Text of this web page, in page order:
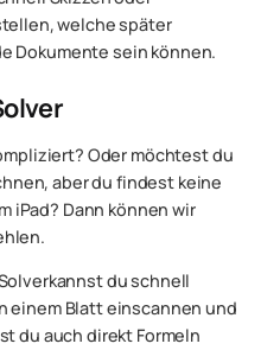
welche später
Dokumente sein können.
Oder möchtest du
aber du findest keine
iPad? Dann können wir
du schnell
einem Blatt einscannen und
du auch direkt Formeln